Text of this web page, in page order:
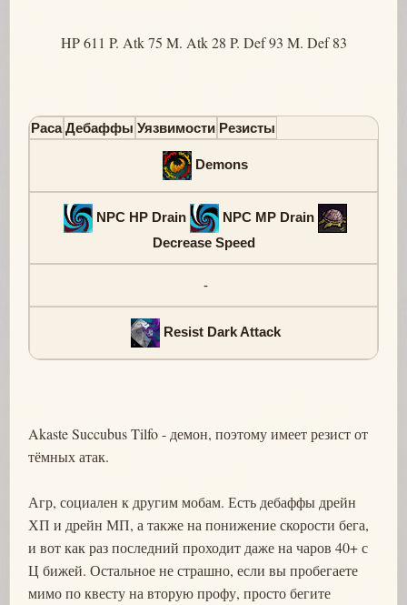
HP 611 P. Atk 75 M. Atk 28 P. Def 93 M. Def 83
Раса Дебаффы Уязвимости Резисты
Demons
NPC HP Drain
NPC MP Drain
Decrease Speed
-
Resist Dark Attack
Akaste Succubus Tilfo - демон, поэтому имеет резист от
тёмных атак.
Агр, социален к другим мобам. Есть дебаффы дрейн
ХП и дрейн МП, а также на понижение скорости бега,
и вот как раз последний проходит даже на чаров 40+ с
Ц бижей. Остальное не страшно, если вы пробегаете
мимо по квесту на вторую профу, просто бегите